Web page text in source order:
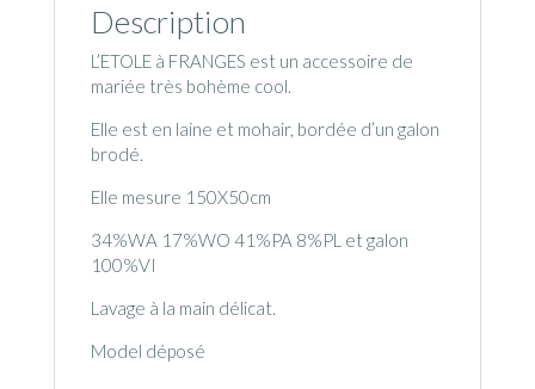
Description
L’ETOLE à FRANGES est un accessoire de
mariée très bohème cool.
Elle est en laine et mohair, bordée d’un galon
brodé.
Elle mesure 150X50cm
34%WA 17%WO 41%PA 8%PL et galon
100%VI
Lavage à la main délicat.
Model déposé